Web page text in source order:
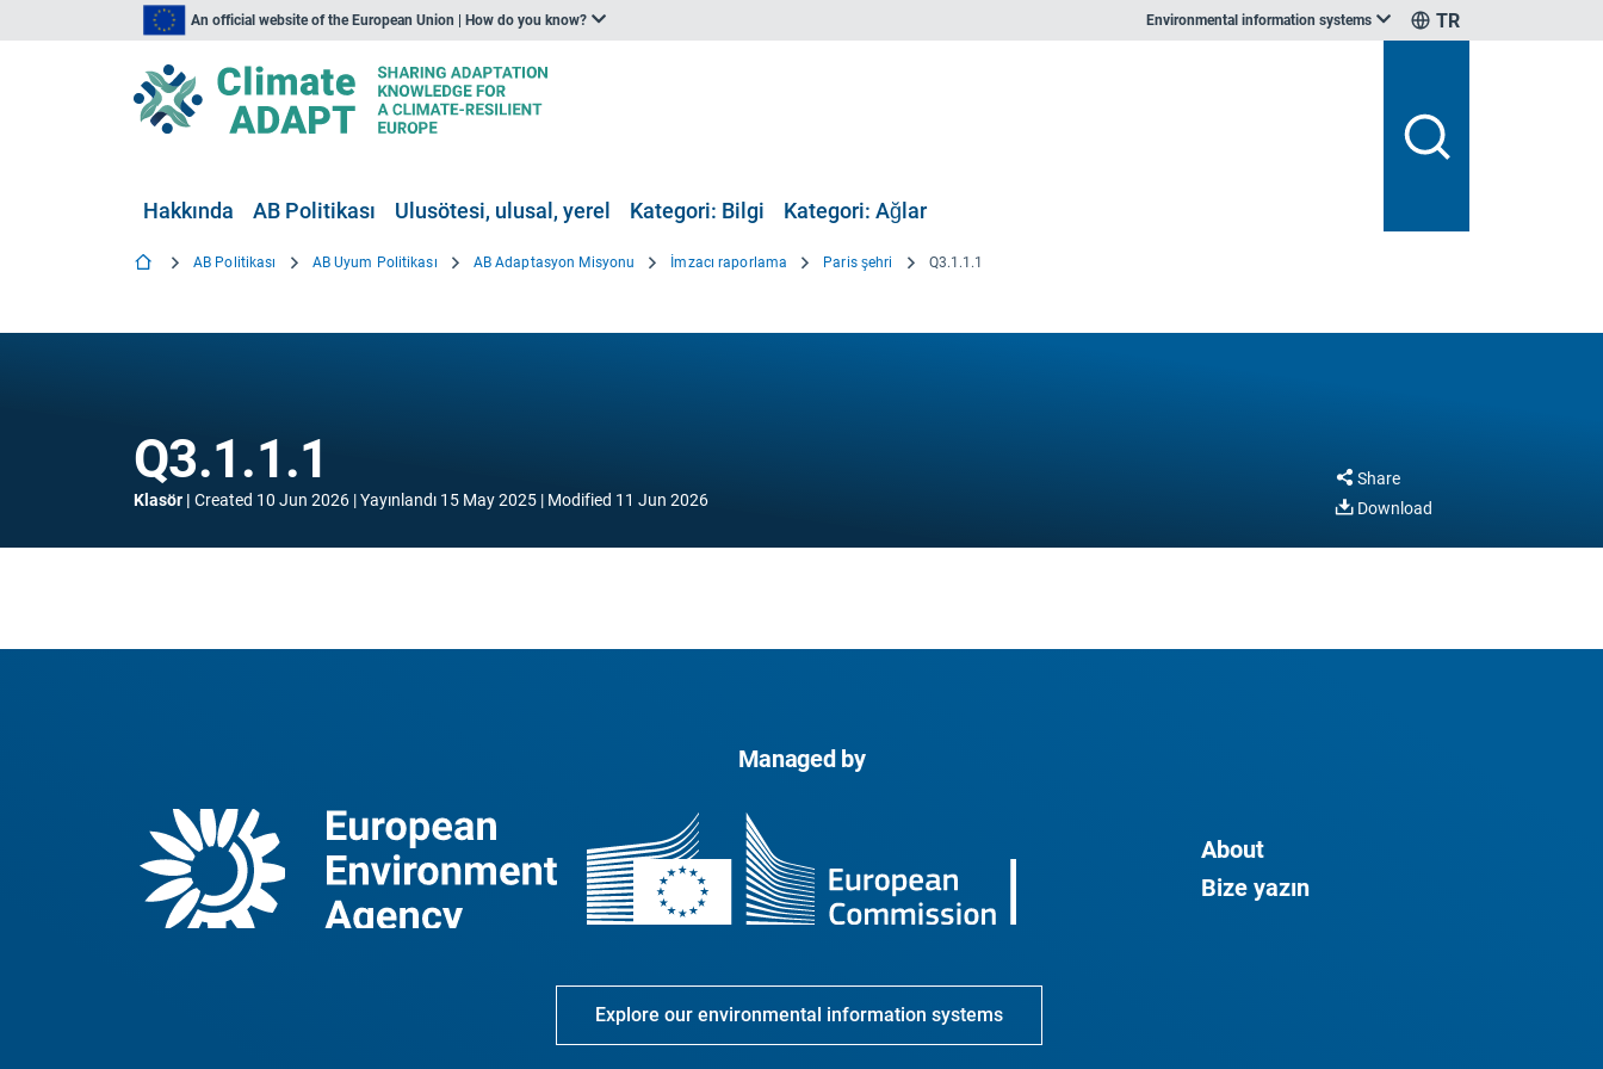
An official website of the European Union | How do you know? Environmental information systems TR
Hakkında AB Politikası Ulusötesi, ulusal, yerel Kategori: Bilgi Kategori: Ağlar
AB Politikası AB Uyum Politikası AB Adaptasyon Misyonu İmzacı raporlama Paris şehri Q3.1.1.1
Q3.1.1.1
Klasör Created 10 Jun 2026 Yayınlandı 15 May 2025 Modified 11 Jun 2026
Share
Download
Managed by
About
Bize yazın
Explore our environmental information systems